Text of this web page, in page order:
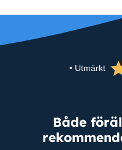
Både
• Utmärkt